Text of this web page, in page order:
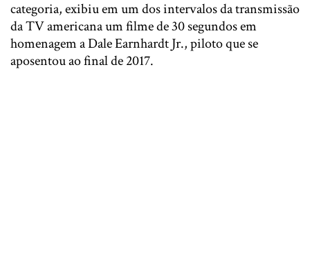
categoria, exibiu em um dos intervalos da transmissão
da TV americana um filme de 30 segundos em
homenagem a Dale Earnhardt Jr., piloto que se
aposentou ao final de 2017.